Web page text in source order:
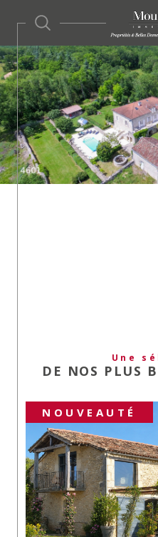
Une
DE NOS PLUS
NOUVEAUTÉ